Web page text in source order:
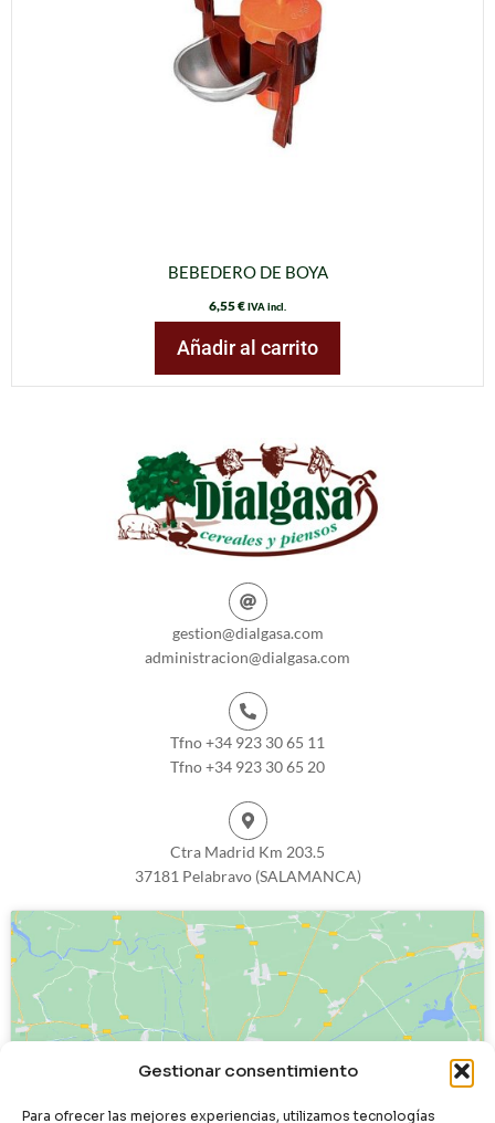
Gestionar consentimiento
Para ofrecer las mejores experiencias, utilizamos tecnologías
BEBEDERO DE BOYA
6,55€IVA incl.
Añadir al carrito
gestion@dialgasa.com
administracion@dialgasa.com
Tfno +34 923 30 65 11
Tfno +34 923 30 65 20
Ctra Madrid Km 203.5
37181 Pelabravo (SALAMANCA)
Haz clic para aceptar cookies de